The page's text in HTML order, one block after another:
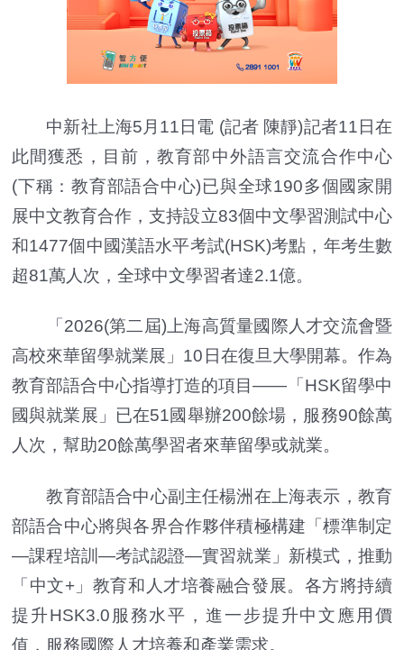
中新社上海5月11日電 (記者 陳靜)記者11日在
此間獲悉，目前，教育部中外語言交流合作中心
(下稱：教育部語合中心)已與全球190多個國家開
展中文教育合作，支持設立83個中文學習測試中心
和1477個中國漢語水平考試(HSK)考點，年考生數
超81萬人次，全球中文學習者達2.1億。
「2026(第二屆)上海高質量國際人才交流會暨
高校來華留學就業展」10日在復旦大學開幕。作為
教育部語合中心指導打造的項目——「HSK留學中
國與就業展」已在51國舉辦200餘場，服務90餘萬
人次，幫助20餘萬學習者來華留學或就業。
教育部語合中心副主任楊洲在上海表示，教育
部語合中心將與各界合作夥伴積極構建「標準制定
—課程培訓—考試認證—實習就業」新模式，推動
「中文+」教育和人才培養融合發展。各方將持續
提升HSK3.0服務水平，進一步提升中文應用價
值，服務國際人才培養和產業需求。